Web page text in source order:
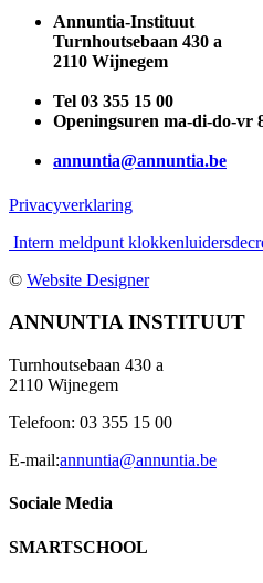
Annuntia-Instituut
Turnhoutsebaan 430 a
2110 Wijnegem
Tel 03 355 15 00
Openingsuren ma-di-do-vr
annuntia@annuntia.be
Privacyverklaring
Intern meldpunt
© Website Designer
Facebook
Instagram
YouTube
Tiktok
Toggle
Bar
Area
ANNUNTIA INSTITUUT
Turnhoutsebaan 430 a
2110 Wijnegem
Telefoon: 03 355 15 00
E-mail:annuntia@annuntia.be
Sociale Media
SMARTSCHOOL